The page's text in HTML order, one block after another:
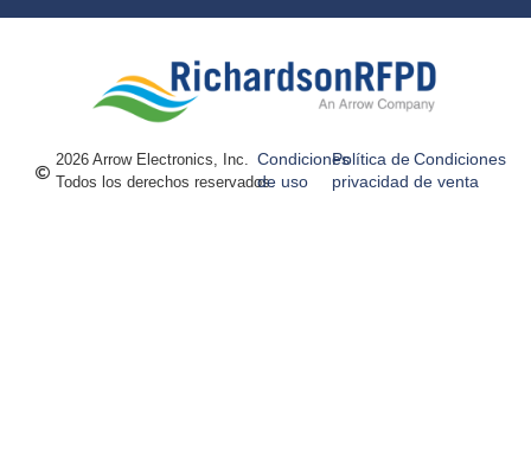
2026 Arrow Electronics, Inc.
Todos los derechos reservados.
Condiciones
de uso
Política de
privacidad
Condiciones
de venta